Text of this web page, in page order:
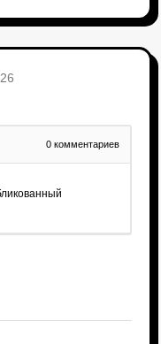
0 комментариев